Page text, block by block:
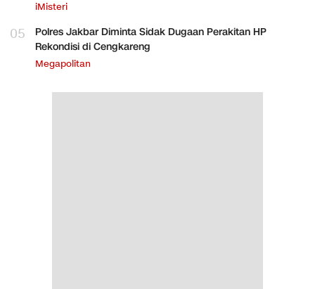
iMisteri
05
Polres Jakbar Diminta Sidak Dugaan Perakitan HP
Rekondisi di Cengkareng
Megapolitan